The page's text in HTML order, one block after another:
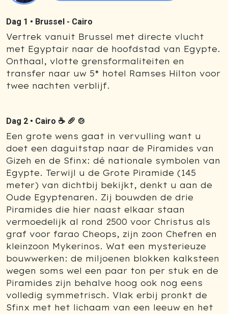
Dag 1 • Brussel - Cairo
Vertrek vanuit Brussel met directe vlucht
met Egyptair naar de hoofdstad van Egypte.
Onthaal, vlotte grensformaliteiten en
transfer naar uw 5* hotel Ramses Hilton voor
twee nachten verblijf.
Dag 2 • Cairo ☕ 🥖 🍲
Een grote wens gaat in vervulling want u
doet een daguitstap naar de Piramides van
Gizeh en de Sfinx: dé nationale symbolen van
Egypte. Terwijl u de Grote Piramide (145
meter) van dichtbij bekijkt, denkt u aan de
Oude Egyptenaren. Zij bouwden de drie
Piramides die hier naast elkaar staan
vermoedelijk al rond 2500 voor Christus als
graf voor farao Cheops, zijn zoon Chefren en
kleinzoon Mykerinos. Wat een mysterieuze
bouwwerken: de miljoenen blokken kalksteen
wegen soms wel een paar ton per stuk en de
Piramides zijn behalve hoog ook nog eens
volledig symmetrisch. Vlak erbij pronkt de
Sfinx met het lichaam van een leeuw en het